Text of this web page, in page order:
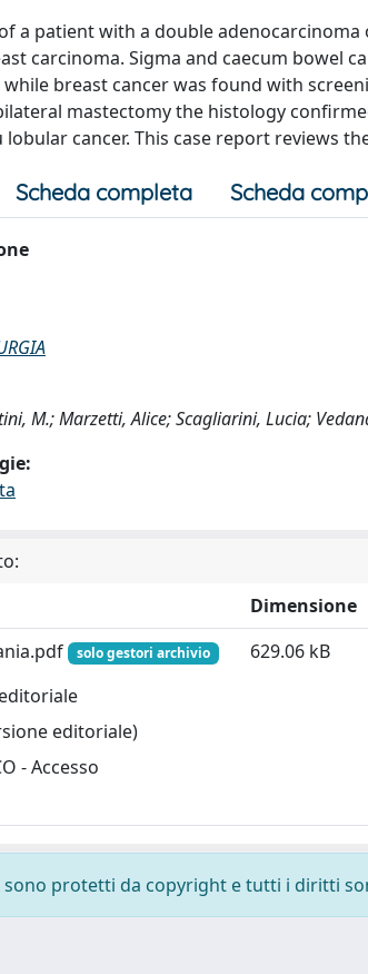
a patient with a double
carcinoma. Sigma and caecum bowel
breast cancer was found with
mastectomy the histology
cancer. This case report reviews
Scheda completa Scheda
M.; Marzetti, Alice; Scagliarini, Lucia;
Dimensione
solo gestori archivio
editoriale)
- Accesso
629.06 kB
sono protetti da copyright e tutti i diritti